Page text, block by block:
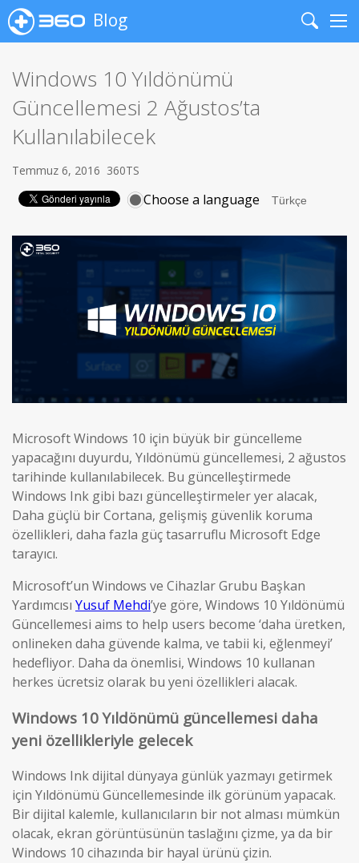
Blog
Search
Windows 10 Yıldönümü
Güncellemesi 2 Ağustos’ta
Kullanılabilecek
Temmuz 6, 2016 360TS
Choose a language
Microsoft Windows 10 için büyük bir güncelleme
yapacağını duyurdu, Yıldönümü güncellemesi, 2 ağustos
tarihinde kullanılabilecek. Bu güncelleştirmede
Windows Ink gibi bazı güncelleştirmeler yer alacak,
Daha güçlü bir Cortana, gelişmiş güvenlik koruma
özellikleri, daha fazla güç tasarruflu Microsoft Edge
tarayıcı.
Microsoft’un Windows ve Cihazlar Grubu Başkan
Yardımcısı Yusuf Mehdi’ye göre, Windows 10 Yıldönümü
Güncellemesi aims to help users become ‘daha üretken,
onlineken daha güvende kalma, ve tabii ki, eğlenmeyi’
hedefliyor. Daha da önemlisi, Windows 10 kullanan
herkes ücretsiz olarak bu yeni özellikleri alacak.
Windows 10 Yıldönümü güncellemesi daha
yeni özellikleriyle gelecek
Windows Ink dijital dünyaya günlük yazmayı getirmek
için Yıldönümü Güncellemesinde ilk görünüm yapacak.
Bir dijital kalemle, kullanıcıların bir not alması mümkün
olacak, ekran görüntüsünün taslağını çizme, ya da bir
Windows 10 cihazında bir hayal ürünü çizin.